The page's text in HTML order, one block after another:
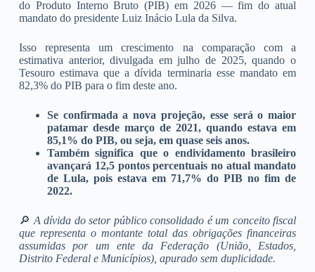
do Produto Interno Bruto (PIB) em 2026 — fim do atual
mandato do presidente Luiz Inácio Lula da Silva.
Isso representa um crescimento na comparação com a
estimativa anterior, divulgada em julho de 2025, quando o
Tesouro estimava que a dívida terminaria esse mandato em
82,3% do PIB para o fim deste ano.
Se confirmada a nova projeção, esse será o maior
patamar desde março de 2021, quando estava em
85,1% do PIB, ou seja, em quase seis anos.
Também significa que o endividamento brasileiro
avançará 12,5 pontos percentuais no atual mandato
de Lula, pois estava em 71,7% do PIB no fim de
2022.
🔎 A dívida do setor público consolidado é um conceito fiscal
que representa o montante total das obrigações financeiras
assumidas por um ente da Federação (União, Estados,
Distrito Federal e Municípios), apurado sem duplicidade.